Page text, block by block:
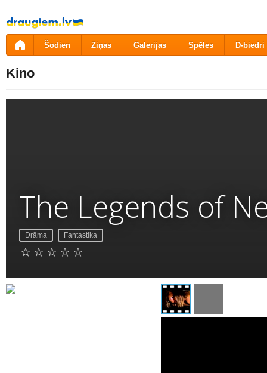
Pāriet
uz
saturu
Šodien Ziņas Galerijas Spēles D-biedri
Kino
The Legends of
Drāma Fantastika